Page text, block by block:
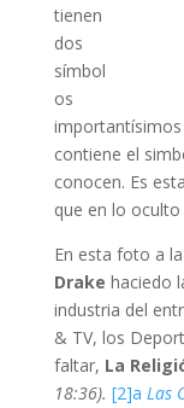
tienen
dos
símbol
os
contiene el
conocen. Es
que en lo
En esta foto a
Drake haciedo
industria del
& TV, los
faltar, La
18:36). [2]a Las